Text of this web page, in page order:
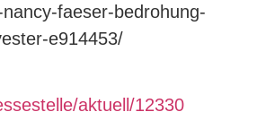
faeser-bedrohung-
e914453/
aktuell/12330